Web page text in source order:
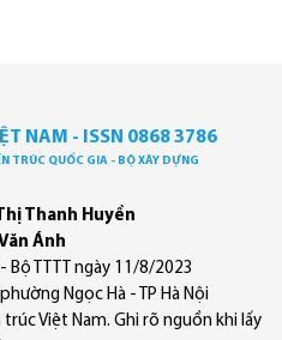
NAM - ISSN 0868 3786
TRÚC QUỐC GIA - BỘ XÂY DỰNG
Thanh Huyền
Ánh
Bộ TTTT ngày 11/8/2023
Ngọc Hà - TP Hà Nội
trúc Việt Nam. Ghi rõ nguồn khi lấy